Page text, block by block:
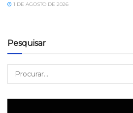
1 DE AGOSTO DE 2026
Pesquisar